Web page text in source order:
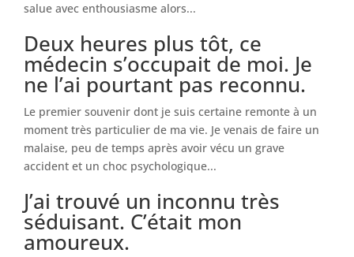
salue avec enthousiasme alors...
Deux heures plus tôt, ce
médecin s’occupait de moi. Je
ne l’ai pourtant pas reconnu.
Le premier souvenir dont je suis certaine remonte à un
moment très particulier de ma vie. Je venais de faire un
malaise, peu de temps après avoir vécu un grave
accident et un choc psychologique...
J’ai trouvé un inconnu très
séduisant. C’était mon
amoureux.